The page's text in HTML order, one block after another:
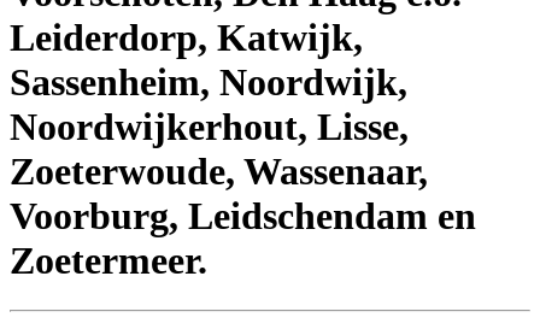
Leiderdorp, Katwijk,
Sassenheim, Noordwijk,
Noordwijkerhout, Lisse,
Zoeterwoude, Wassenaar,
Voorburg, Leidschendam en
Zoetermeer.